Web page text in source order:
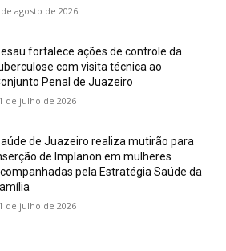
de agosto de 2026
fortalece ações de controle da
com visita técnica ao
Penal de Juazeiro
de julho de 2026
de Juazeiro realiza mutirão para
de Implanon em mulheres
pela Estratégia Saúde da
de julho de 2026